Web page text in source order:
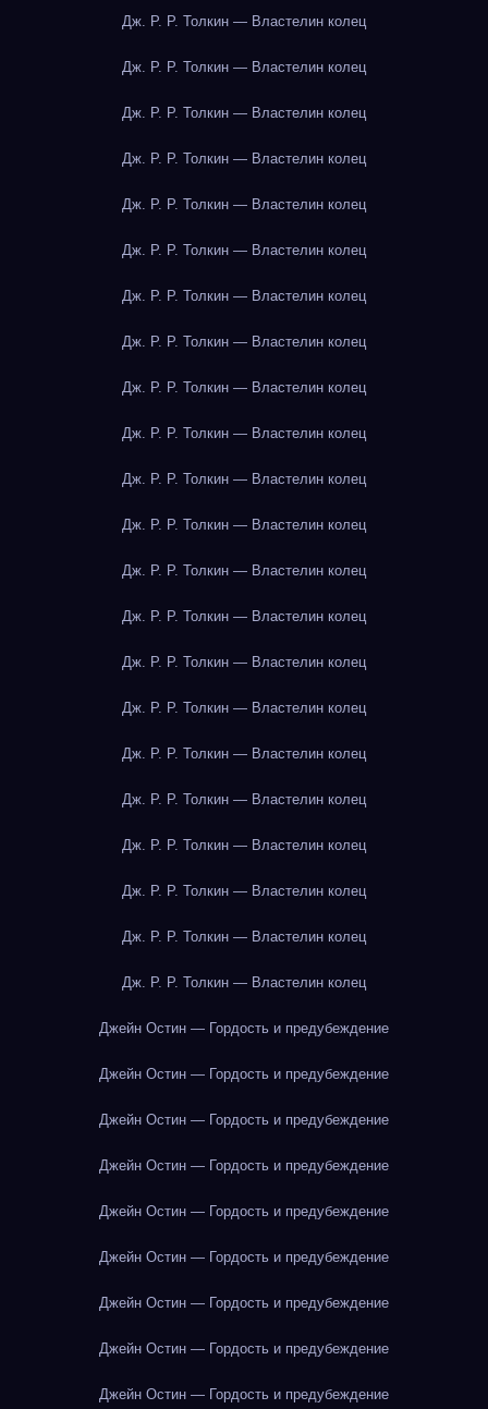
Дж. Р. Р. Толкин — Властелин колец
Дж. Р. Р. Толкин — Властелин колец
Дж. Р. Р. Толкин — Властелин колец
Дж. Р. Р. Толкин — Властелин колец
Дж. Р. Р. Толкин — Властелин колец
Дж. Р. Р. Толкин — Властелин колец
Дж. Р. Р. Толкин — Властелин колец
Дж. Р. Р. Толкин — Властелин колец
Дж. Р. Р. Толкин — Властелин колец
Дж. Р. Р. Толкин — Властелин колец
Дж. Р. Р. Толкин — Властелин колец
Дж. Р. Р. Толкин — Властелин колец
Дж. Р. Р. Толкин — Властелин колец
Дж. Р. Р. Толкин — Властелин колец
Дж. Р. Р. Толкин — Властелин колец
Дж. Р. Р. Толкин — Властелин колец
Дж. Р. Р. Толкин — Властелин колец
Дж. Р. Р. Толкин — Властелин колец
Дж. Р. Р. Толкин — Властелин колец
Дж. Р. Р. Толкин — Властелин колец
Дж. Р. Р. Толкин — Властелин колец
Дж. Р. Р. Толкин — Властелин колец
Джейн Остин — Гордость и предубеждение
Джейн Остин — Гордость и предубеждение
Джейн Остин — Гордость и предубеждение
Джейн Остин — Гордость и предубеждение
Джейн Остин — Гордость и предубеждение
Джейн Остин — Гордость и предубеждение
Джейн Остин — Гордость и предубеждение
Джейн Остин — Гордость и предубеждение
Джейн Остин — Гордость и предубеждение